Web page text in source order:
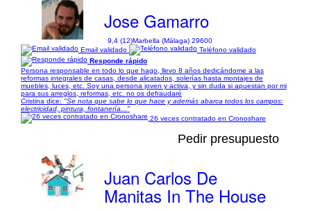
Jose Gamarro
9,4 (12)Marbella (Málaga) 29600
Email validado
Teléfono validado
Responde rápido
Persona responsable en todo lo que hago, llevo 8 años dedicándome a las
reformas integrales de casas, desde alicatados, solerías hasta montajes de
muebles, luces, etc. Soy una persona joven y activa, y sin duda si apuestan por mi
para sus arreglos, reformas, etc. no os defraudaré
Cristina dice: "Se nota que sabe lo que hace y además abarca todos los campos:
electricidad, pintura, fontanería..."
26 veces contratado en Cronoshare
Pedir presupuesto
Juan Carlos De
Manitas In The House